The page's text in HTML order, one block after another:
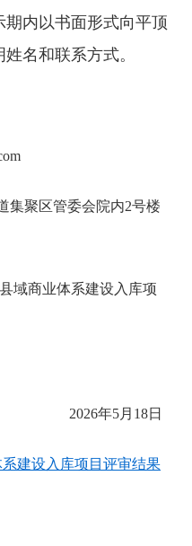
期内以书面形式向平顶
名和联系方式。
聚区管委会院内2号楼
域商业体系建设入库项
2026年5月18日
建设入库项目评审结果